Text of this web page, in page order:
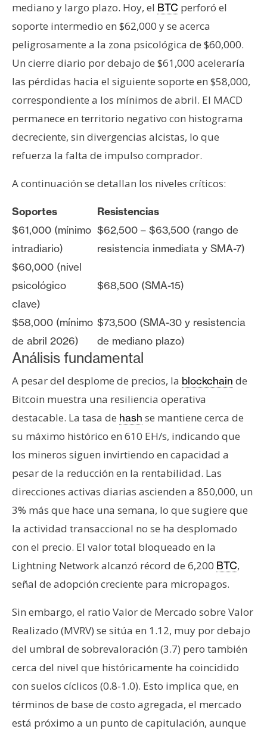
mediano y largo plazo. Hoy, el BTC perforó el
soporte intermedio en $62,000 y se acerca
peligrosamente a la zona psicológica de $60,000.
Un cierre diario por debajo de $61,000 aceleraría
las pérdidas hacia el siguiente soporte en $58,000,
correspondiente a los mínimos de abril. El MACD
permanece en territorio negativo con histograma
decreciente, sin divergencias alcistas, lo que
refuerza la falta de impulso comprador.
A continuación se detallan los niveles críticos:
Soportes
Resistencias
$61,000 (mínimo
intradiario)
$62,500 – $63,500 (rango de
resistencia inmediata y SMA-7)
$60,000 (nivel
psicológico
clave)
$68,500 (SMA-15)
$58,000 (mínimo
de abril 2026)
$73,500 (SMA-30 y resistencia
de mediano plazo)
Análisis fundamental
A pesar del desplome de precios, la blockchain de
Bitcoin muestra una resiliencia operativa
destacable. La tasa de hash se mantiene cerca de
su máximo histórico en 610 EH/s, indicando que
los mineros siguen invirtiendo en capacidad a
pesar de la reducción en la rentabilidad. Las
direcciones activas diarias ascienden a 850,000, un
3% más que hace una semana, lo que sugiere que
la actividad transaccional no se ha desplomado
con el precio. El valor total bloqueado en la
Lightning Network alcanzó récord de 6,200 BTC,
señal de adopción creciente para micropagos.
Sin embargo, el ratio Valor de Mercado sobre Valor
Realizado (MVRV) se sitúa en 1.12, muy por debajo
del umbral de sobrevaloración (3.7) pero también
cerca del nivel que históricamente ha coincidido
con suelos cíclicos (0.8-1.0). Esto implica que, en
términos de base de costo agregada, el mercado
está próximo a un punto de capitulación, aunque